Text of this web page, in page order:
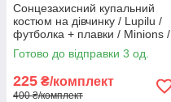
Сонцезахисний купальний
костюм на дівчинку / Lupilu /
футболка + плавки / Minions /
р.74-80 – 6-12 місяців
Готово до відправки 3 од.
225 ₴/комплект
400 ₴/комплект